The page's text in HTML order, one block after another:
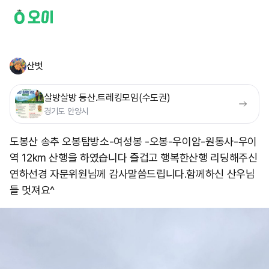
산벗
살방살방 등산.트레킹모임(수도권)
경기도 안양시
도봉산 송추 오봉탐방소-여성봉 -오봉-우이암-원통사-우이
역 12km 산행을 하였습니다 즐겁고 행복한산행 리딩해주신
연하선경 자문위원님께 감사말씀드립니다. ​함께하신 산우님
들 멋져요^